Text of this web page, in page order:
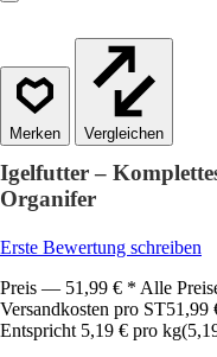
Vergleichen
Igelfutter –
Organifer
Erste Bewertung schreiben
Preis — 51,99 € * Alle
Versandkosten pro ST51,99
Entspricht 5,19 € pro kg(